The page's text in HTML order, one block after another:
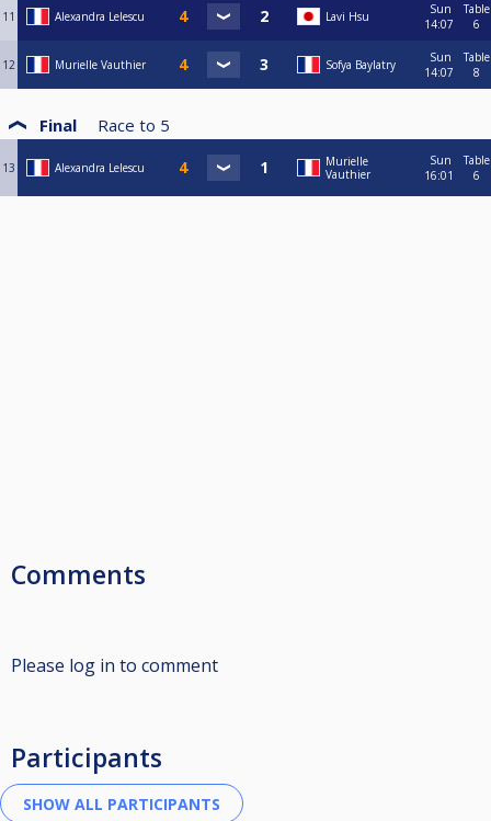
11 Alexandra Lelescu Lavi Hsu
Sun
14:07
Table
6
12 Murielle Vauthier Sofya Baylatry
Sun
14:07
Table
8
Final Race to 5
13 Alexandra Lelescu
Murielle
Vauthier
Sun
16:01
Table
6
Comments
Please log in to comment
Participants